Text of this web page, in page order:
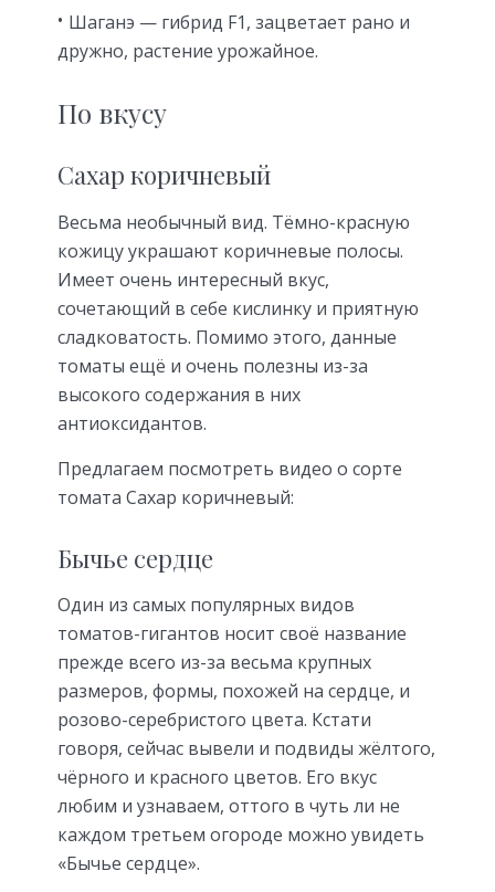
Шаганэ — гибрид F1, зацветает рано и
дружно, растение урожайное.
По вкусу
Сахар коричневый
Весьма необычный вид. Тёмно-красную
кожицу украшают коричневые полосы.
Имеет очень интересный вкус,
сочетающий в себе кислинку и приятную
сладковатость. Помимо этого, данные
томаты ещё и очень полезны из-за
высокого содержания в них
антиоксидантов.
Предлагаем посмотреть видео о сорте
томата Сахар коричневый:
Бычье сердце
Один из самых популярных видов
томатов-гигантов носит своё название
прежде всего из-за весьма крупных
размеров, формы, похожей на сердце, и
розово-серебристого цвета. Кстати
говоря, сейчас вывели и подвиды жёлтого,
чёрного и красного цветов. Его вкус
любим и узнаваем, оттого в чуть ли не
каждом третьем огороде можно увидеть
«Бычье сердце».